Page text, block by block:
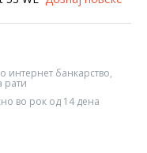
интернет банкарство,
рати
во рок од 14 дена